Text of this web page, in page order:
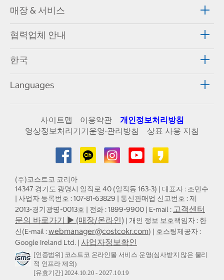
매장 & 서비스
협력업체 안내
한국
Languages
사이트맵 이용약관
개인정보처리방침
영상정보처리기기운영·관리방침
상표 사용 지침
(주)코스트코 코리아
14347 경기도 광명시 일직로 40 (일직동 163-3) | 대표자 : 조민수
| 사업자 등록번호 : 107-81-63829 | 통신판매업 신고번호 : 제
2013-경기광명-0013호 | 전화 : 1899-9900 | E-mail : 고객센터
문의 바로가기 ▶ (매장/온라인) | 개인 정보 보호책임자 : 한
신(E-mail :webmanager@costcokr.com) | 호스팅제공자 :
Google Ireland Ltd. | 사업자정보확인
[인증범위] 코스트코 온라인몰 서비스 운영(심사받지 않은 물리
적 인프라 제외)
[유효기간] 2024.10.20 - 2027.10.19